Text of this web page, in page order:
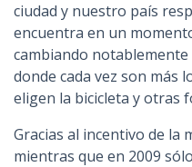
ciudad y nuestro país
encuentra en un
cambiando
donde cada vez son más
eligen la bicicleta y otras
Gracias al incentivo de la
mientras que en 2009